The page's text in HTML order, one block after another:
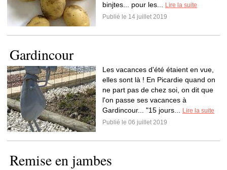
binjtes... pour les...
Lire la suite
Publié le 14 juillet 2019
Gardincour
Les vacances d'été étaient en vue,
elles sont là ! En Picardie quand on
ne part pas de chez soi, on dit que
l'on passe ses vacances à
Gardincour... "15 jours...
Lire la suite
Publié le 06 juillet 2019
Remise en jambes